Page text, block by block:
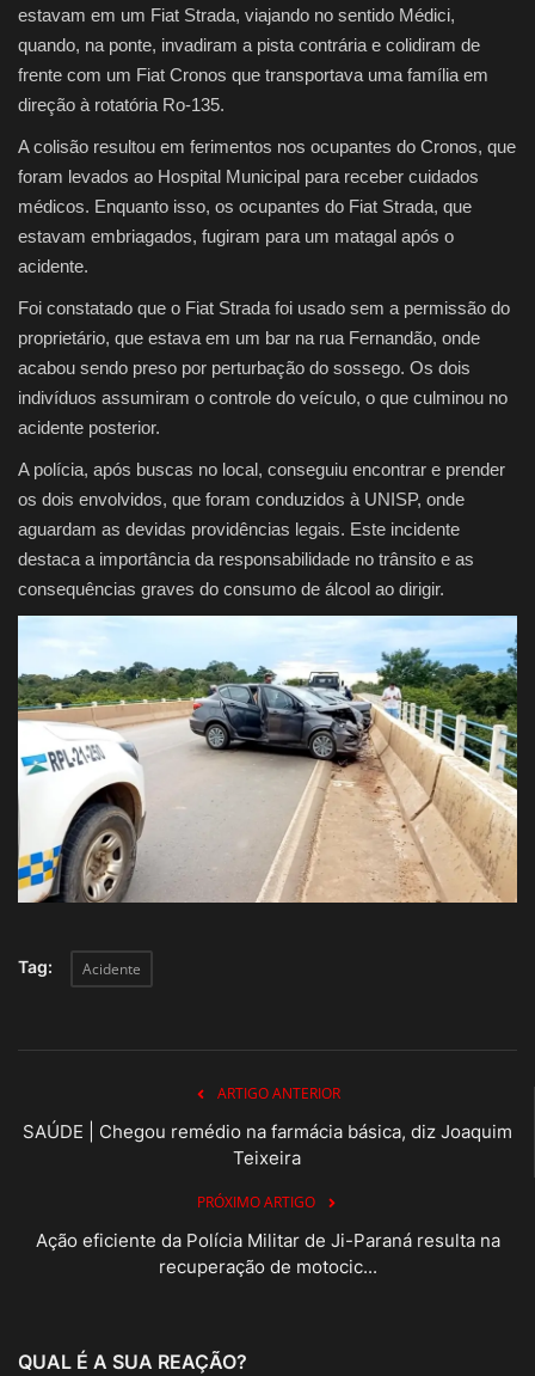
Saúde
estavam em um Fiat Strada, viajando no sentido Médici,
quando, na ponte, invadiram a pista contrária e colidiram de
frente com um Fiat Cronos que transportava uma família em
direção à rotatória Ro-135.
A colisão resultou em ferimentos nos ocupantes do Cronos, que
foram levados ao Hospital Municipal para receber cuidados
médicos. Enquanto isso, os ocupantes do Fiat Strada, que
estavam embriagados, fugiram para um matagal após o
acidente.
Foi constatado que o Fiat Strada foi usado sem a permissão do
proprietário, que estava em um bar na rua Fernandão, onde
acabou sendo preso por perturbação do sossego. Os dois
indivíduos assumiram o controle do veículo, o que culminou no
acidente posterior.
A polícia, após buscas no local, conseguiu encontrar e prender
os dois envolvidos, que foram conduzidos à UNISP, onde
aguardam as devidas providências legais. Este incidente
destaca a importância da responsabilidade no trânsito e as
consequências graves do consumo de álcool ao dirigir.
Tag: Acidente
ARTIGO ANTERIOR
SAÚDE | Chegou remédio na farmácia básica, diz Joaquim
Teixeira
PRÓXIMO ARTIGO
Ação eficiente da Polícia Militar de Ji-Paraná resulta na
recuperação de motocic...
QUAL É A SUA REAÇÃO?